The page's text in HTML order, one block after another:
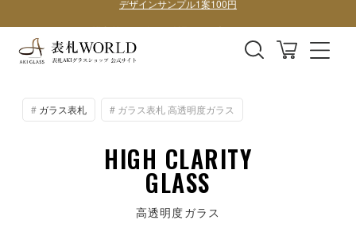
購入前にデザイン確認したい方はこちら
表札全商品、全国送料無料！
デザインサンプル1案100円
ガラス表札 ガラス表札 高透明度ガラス
HIGH CLARITY
GLASS
高透明度ガラス